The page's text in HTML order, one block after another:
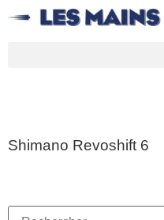
Shimano Revoshift 6